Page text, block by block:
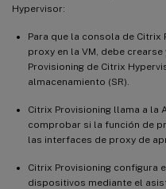
Hypervisor:
Para que la consola de Citrix
proxy en la VM, debe
Provisioning de Citrix
almacenamiento (SR).
Citrix Provisioning llama a la
comprobar si la función de
las interfaces de proxy de
Citrix Provisioning configura
dispositivos mediante el